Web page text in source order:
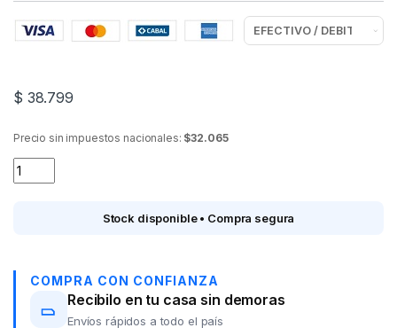
$ 38.799
Precio sin impuestos nacionales: $32.065
Silla de plastico FIESTA rejillada Negra quantity
Stock disponible • Compra segura
COMPRA CON CONFIANZA
Recibilo en tu casa sin demoras
Envíos rápidos a todo el país